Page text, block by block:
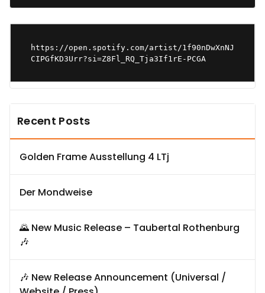
https://open.spotify.com/artist/1f90nDwXnNJ
CIPGfKD3Urr?si=Z8Fl_RQ_Tja3If1rE-PCGA
Recent Posts
Golden Frame Ausstellung 4 LTj
Der Mondweise
🌄 New Music Release – Taubertal Rothenburg
🎶
🎶 New Release Announcement (Universal /